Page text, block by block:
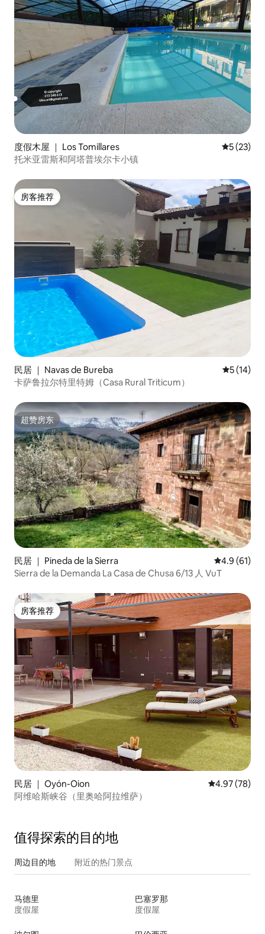
度假木屋 ｜ Los Tomillares 平均评分
5 (23)
托米亚雷斯和阿塔普埃尔卡小镇
房客推荐
房客推荐
民居 ｜ Navas de Bureba 平均评分
5 (14)
卡萨鲁拉尔特里特姆（Casa Rural Triticum）
超赞房东
超赞房东
民居 ｜ Pineda de la Sierra 平均评分
4.9 (61)
Sierra de la Demanda La Casa de Chusa 6/13 人 VuT
房客推荐
房客推荐
民居 ｜ Oyón-Oion 平均评分
4.97 (78)
阿维哈斯峡谷（里奥哈阿拉维萨）
值得探索的目的地
周边目的地 附近的热门景点
马德里
度假屋
巴塞罗那
度假屋